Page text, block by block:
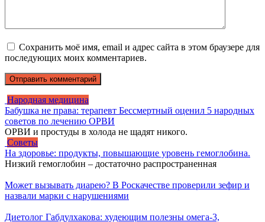
Сохранить моё имя, email и адрес сайта в этом браузере для
последующих моих комментариев.
Народная медицина
Бабушка не права: терапевт Бессмертный оценил 5 народных
советов по лечению ОРВИ
ОРВИ и простуды в холода не щадят никого.
Советы
На здоровье: продукты, повышающие уровень гемоглобина.
Низкий гемоглобин – достаточно распространенная
Может вызывать диарею? В Роскачестве проверили зефир и
назвали марки с нарушениями
Диетолог Габдулхакова: худеющим полезны омега-3,